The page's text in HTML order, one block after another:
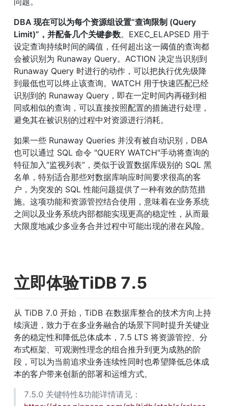
DBA 现在可以为每个资源组设置“查询限制 (Query
Limit)”，并配备几个关键参数。EXEC_ELAPSED 用于
设定查询持续时间的阈值，任何超出这一阈值的查询都
会被识别为 Runaway Query。ACTION 决定当识别到
Runaway Query 时进行的动作，可以把执行优先级降
到最低也可以终止该查询。WATCH 用于快速匹配已经
识别到的 Runaway Query，即在一定时间内再碰到相
同或相似的查询，可以直接按照配置的措施进行处理，
避免其在被识别的过程中对资源进行消耗。
如果一些 Runaway Queries 并没有被自动识别，DBA
也可以通过 SQL 命令 "QUERY WATCH"手动将查询的
特征加入“监视列表”，类似于设置数据库级别的 SQL 黑
名单，特别适合那些对数据库响应时间要求很高的客
户，为突发的 SQL 性能问题提供了一种有效的防范措
施。这项功能和资源管控结合使用，意味着在业务系统
之间以及业务系统内部都能实现更高的稳定性，从而最
大限度地减少多业务合并过程中可能出现的潜在风险。
立即体验TiDB 7.5
从 TiDB 7.0 开始，TiDB 在数据库整合的技术方向上持
续演进，致力于在多业务融合的场景下同时提升关键业
务的稳定性和降低总体成本，7.5 LTS 将资源管控、分
布式框架、可观测性理念的组合推升到更为成熟的阶
段，可以为当前追求业务连续性同时也希望降低总体成
本的客户带来创新的部署和运维方式。
7.5.0 关键特性&功能详情请见：